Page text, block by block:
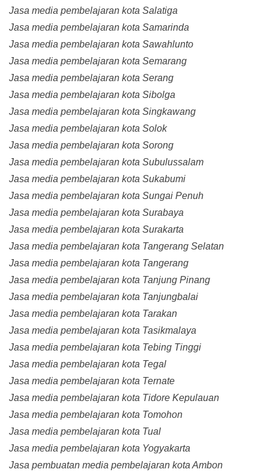
Jasa media pembelajaran kota Salatiga
Jasa media pembelajaran kota Samarinda
Jasa media pembelajaran kota Sawahlunto
Jasa media pembelajaran kota Semarang
Jasa media pembelajaran kota Serang
Jasa media pembelajaran kota Sibolga
Jasa media pembelajaran kota Singkawang
Jasa media pembelajaran kota Solok
Jasa media pembelajaran kota Sorong
Jasa media pembelajaran kota Subulussalam
Jasa media pembelajaran kota Sukabumi
Jasa media pembelajaran kota Sungai Penuh
Jasa media pembelajaran kota Surabaya
Jasa media pembelajaran kota Surakarta
Jasa media pembelajaran kota Tangerang Selatan
Jasa media pembelajaran kota Tangerang
Jasa media pembelajaran kota Tanjung Pinang
Jasa media pembelajaran kota Tanjungbalai
Jasa media pembelajaran kota Tarakan
Jasa media pembelajaran kota Tasikmalaya
Jasa media pembelajaran kota Tebing Tinggi
Jasa media pembelajaran kota Tegal
Jasa media pembelajaran kota Ternate
Jasa media pembelajaran kota Tidore Kepulauan
Jasa media pembelajaran kota Tomohon
Jasa media pembelajaran kota Tual
Jasa media pembelajaran kota Yogyakarta
Jasa pembuatan media pembelajaran kota Ambon